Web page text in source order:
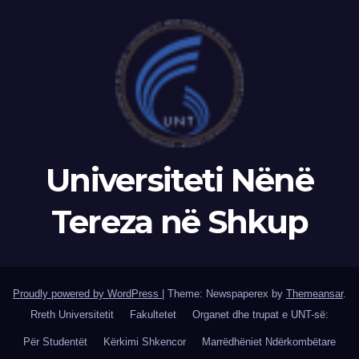
Universiteti Nënë
Tereza në Shkup
Proudly powered by WordPress | Theme: Newspaperex by Themeansar.
Rreth Universitetit
Fakultetet Organet dhe trupat e UNT-së:
Për Studentët Kërkimi Shkencor Marrëdhëniet Ndërkombëtare